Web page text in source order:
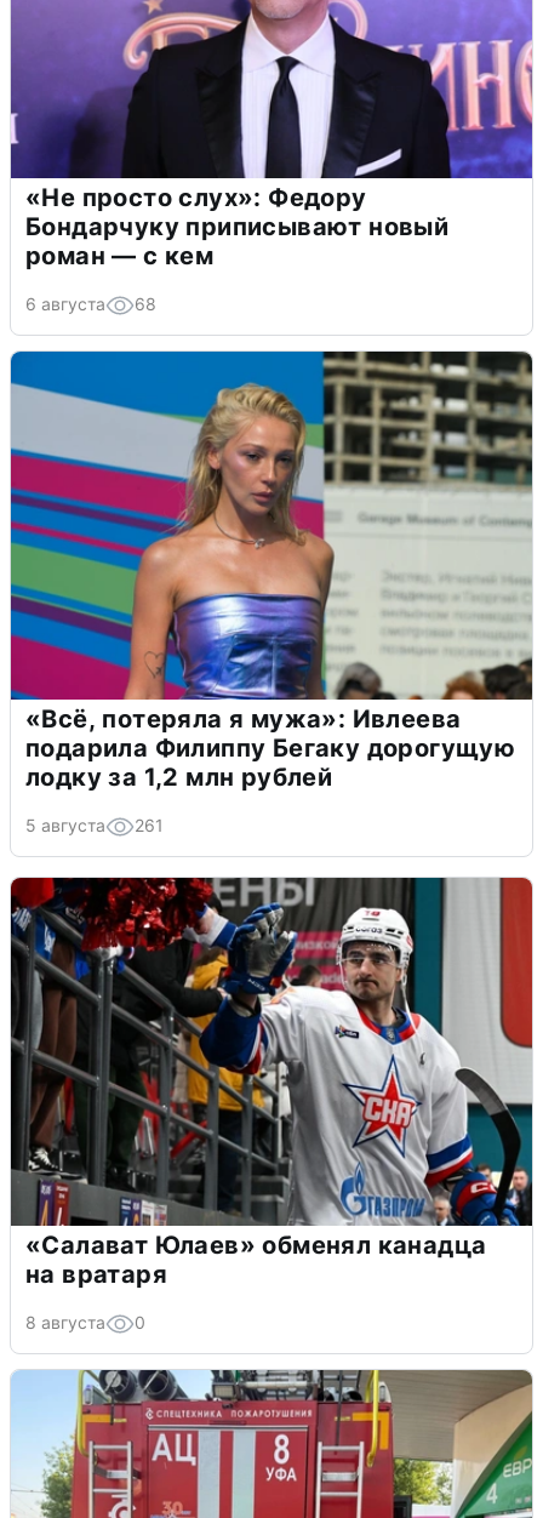
«Не просто слух»: Федору
Бондарчуку приписывают новый
роман — с кем
6 августа 68
«Всё, потеряла я мужа»: Ивлеева
подарила Филиппу Бегаку дорогущую
лодку за 1,2 млн рублей
5 августа 261
«Салават Юлаев» обменял канадца
на вратаря
8 августа 0